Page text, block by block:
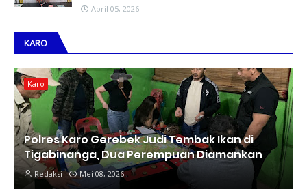
April 05, 2026
KARO
Karo
Polres Karo Gerebek Judi Tembak Ikan di
Tigabinanga, Dua Perempuan Diamankan
Redaksi Mei 08, 2026